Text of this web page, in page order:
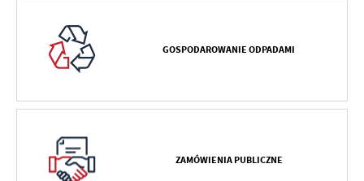
GOSPODAROWANIE ODPADAMI
ZAMÓWIENIA PUBLICZNE